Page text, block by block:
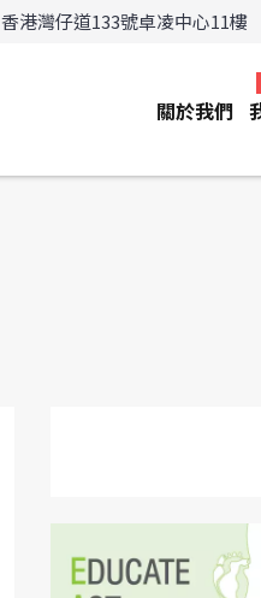
香港灣仔道133號卓凌中心11樓
關於我們